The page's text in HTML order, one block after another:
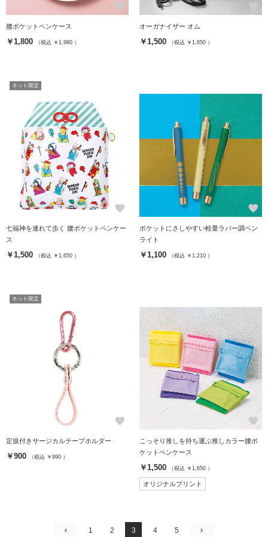
favorite
腰ポケットペンケース
￥1,800 （税込 ￥1,980 ）
オーガナイザー オム
￥1,500 （税込 ￥1,650 ）
ネット限定
favorite
七福神を連れて歩く 腰ポケットペンケー
ス
￥1,500 （税込 ￥1,650 ）
favorite
ポケットにさしやすい軽量ラバー調ペン
ライト
￥1,100 （税込 ￥1,210 ）
ネット限定
favorite
定規付きサージカルテープホルダー
￥900 （税込 ￥990 ）
favorite
こっそり推しを持ち運ぶ推しカラー腰ポ
ケットペンケース
￥1,500 （税込 ￥1,650 ）
オリジナルプリント
1 2 3 4 5